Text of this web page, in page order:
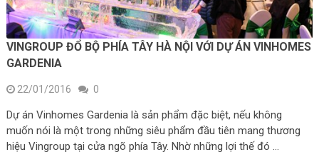
VINGROUP ĐỔ BỘ PHÍA TÂY HÀ NỘI VỚI DỰ ÁN VINHOMES
GARDENIA
22/01/2016 0
Dự án Vinhomes Gardenia là sản phẩm đặc biệt, nếu không
muốn nói là một trong những siêu phẩm đầu tiên mang thương
hiệu Vingroup tại cửa ngõ phía Tây. Nhờ những lợi thế đó …